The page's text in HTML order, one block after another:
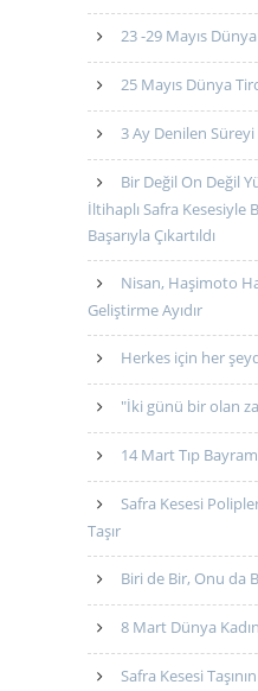
23 -29 Mayıs
25 Mayıs Dünya
3 Ay Denilen
Bir Değil On Değil
İltihaplı Safra
Başarıyla Çıkartıldı
Nisan, Haşimoto
Geliştirme Ayıdır
Herkes için her
"İki günü bir olan
14 Mart Tıp
Safra Kesesi
Taşır
Biri de Bir, Onu da
8 Mart Dünya
Safra Kesesi